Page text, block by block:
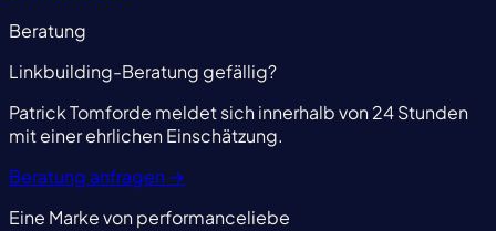
Beratung
Linkbuilding-Beratung gefällig?
Patrick Tomforde meldet sich innerhalb von 24 Stunden
mit einer ehrlichen Einschätzung.
Beratung anfragen →
Eine Marke von performanceliebe